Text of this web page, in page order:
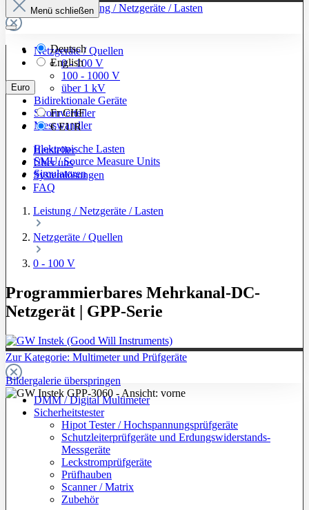
Zur Kategorie: Leistung / Netzgeräte / Lasten
Netzgeräte / Quellen
0 - 100 V
100 - 1000 V
über 1 kV
Bidirektionale Geräte
Stromverteiler
Messwandler
Elektronische Lasten
SMU/ Source Measure Units
Simulatoren
Zur Kategorie: Multimeter und Prüfgeräte
DMM / Digital Multimeter
Sicherheitstester
Hipot Tester / Hochspannungsprüfgeräte
Schutzleiterprüfgeräte und Erdungswiderstands-
Messgeräte
Leckstromprüfgeräte
Prüfhauben
Scanner / Matrix
Zubehör
Menü schließen
Deutsch
English
Euro
FrCHF
€EUR
Hersteller
Über uns
Systemlösungen
FAQ
Leistung / Netzgeräte / Lasten
Netzgeräte / Quellen
0 - 100 V
Programmierbares Mehrkanal-DC-
Netzgerät | GPP-Serie
Bildergalerie überspringen